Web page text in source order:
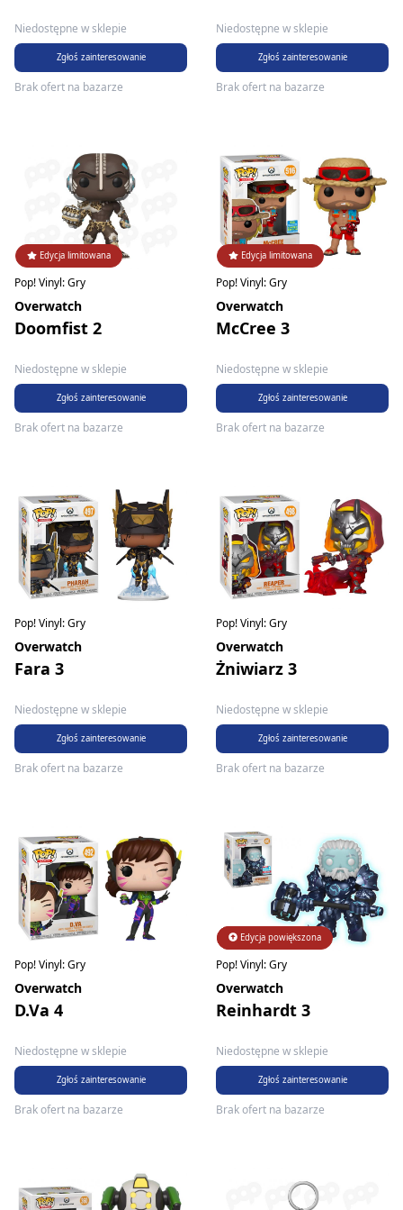
Niedostępne w sklepie
Zgłoś zainteresowanie
Brak ofert na bazarze
Niedostępne w sklepie
Zgłoś zainteresowanie
Brak ofert na bazarze
Edycja limitowana
Pop! Vinyl: Gry
Overwatch
Doomfist 2
Niedostępne w sklepie
Zgłoś zainteresowanie
Brak ofert na bazarze
Edycja limitowana
Pop! Vinyl: Gry
Overwatch
McCree 3
Niedostępne w sklepie
Zgłoś zainteresowanie
Brak ofert na bazarze
Pop! Vinyl: Gry
Overwatch
Fara 3
Niedostępne w sklepie
Zgłoś zainteresowanie
Brak ofert na bazarze
Pop! Vinyl: Gry
Overwatch
Żniwiarz 3
Niedostępne w sklepie
Zgłoś zainteresowanie
Brak ofert na bazarze
Pop! Vinyl: Gry
Overwatch
D.Va 4
Niedostępne w sklepie
Zgłoś zainteresowanie
Brak ofert na bazarze
Edycja limitowana
Edycja powiększona
Pop! Vinyl: Gry
Overwatch
Reinhardt 3
Niedostępne w sklepie
Zgłoś zainteresowanie
Brak ofert na bazarze